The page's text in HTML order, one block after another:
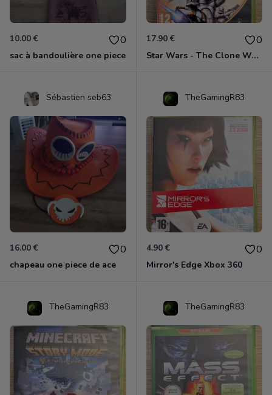
10.00 € 0
sac à bandoulière one piece
17.90 € 0
Star Wars - The Clone Wars - Les Héros De La République Xbox 360
Sébastien seb63
16.00 € 0
chapeau one piece de ace
TheGamingR83
4.90 € 0
Mirror's Edge Xbox 360
TheGamingR83 TheGamingR83